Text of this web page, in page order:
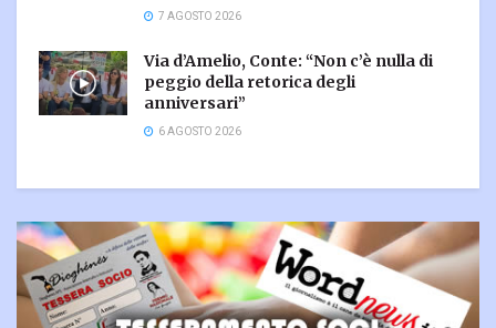
7 AGOSTO 2026
Via d’Amelio, Conte: “Non c’è nulla di
peggio della retorica degli
anniversari”
6 AGOSTO 2026